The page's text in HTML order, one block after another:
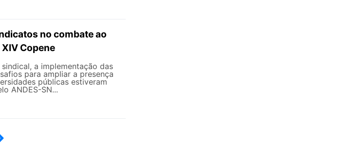
no combate ao
Copene
a implementação das
para ampliar a presença
públicas estiveram
ANDES-SN...